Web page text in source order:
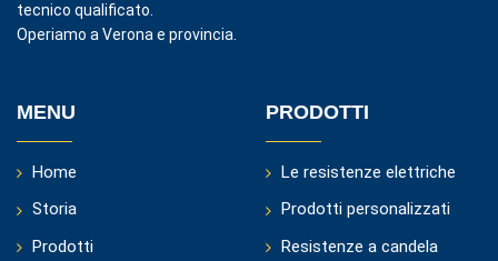
tecnico qualificato.
Operiamo a Verona e provincia.
MENU
Home
Storia
Prodotti
PRODOTTI
Le resistenze elettriche
Prodotti personalizzati
Resistenze a candela